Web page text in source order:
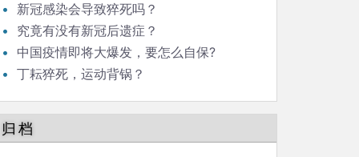
新冠感染会导致猝死吗？
究竟有没有新冠后遗症？
中国疫情即将大爆发，要怎么自保?
丁耘猝死，运动背锅？
归档